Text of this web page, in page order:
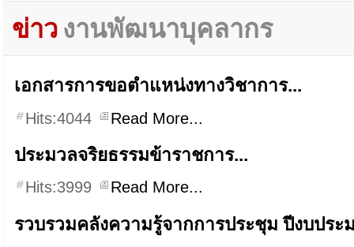
ข่าว งานพัฒนาบุคลากร
เอกสารการขอตำแหน่งทางวิชาการ...
Hits:4044 Read More...
ประมวลจริยธรรมข้าราชการ...
Hits:3999 Read More...
รวบรวมคลังความรู้จากการประชุม ปีงบประ